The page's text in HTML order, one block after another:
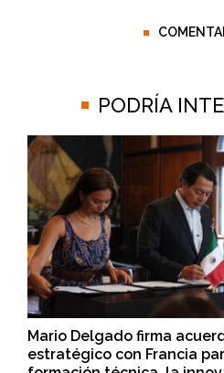
PODRÍA
Mario Delgado firma
estratégico con Francia